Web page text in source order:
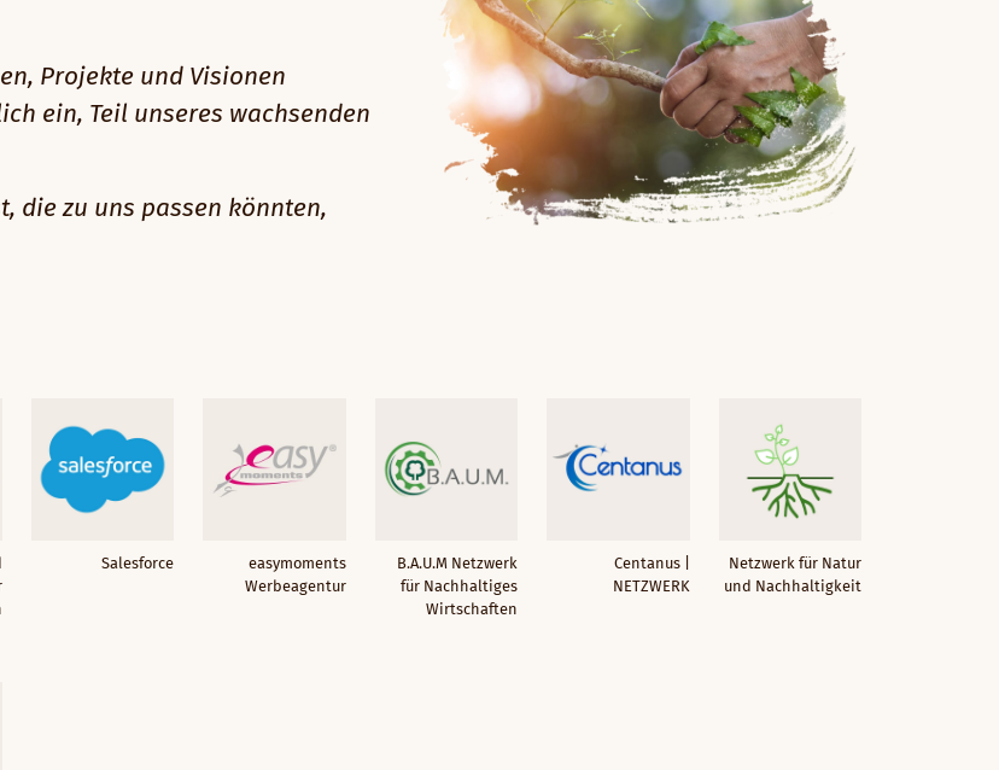
Projekte und Visionen
ein, Teil unseres wachsenden
die zu uns passen könnten,
Salesforce
easymoments
Werbeagentur
B.A.U.M Netzwerk
für Nachhaltiges
Wirtschaften
Centanus |
NETZWERK
Netzwerk für Natur
und Nachhaltigkeit